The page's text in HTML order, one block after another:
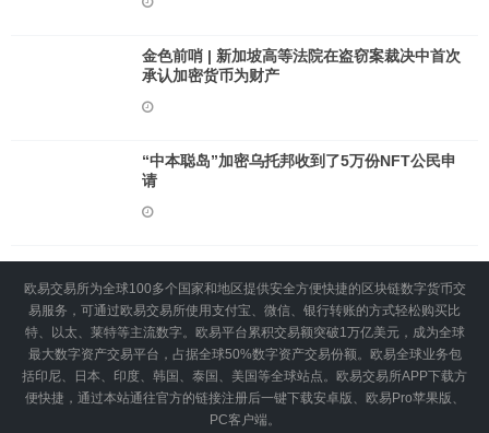
金色前哨 | 新加坡高等法院在盗窃案裁决中首次
承认加密货币为财产
“中本聪岛”加密乌托邦收到了5万份NFT公民申
请
欧易交易所为全球100多个国家和地区提供安全方便快捷的区块链数字货币交
易服务，可通过欧易交易所使用支付宝、微信、银行转账的方式轻松购买比
特、以太、莱特等主流数字。欧易平台累积交易额突破1万亿美元，成为全球
最大数字资产交易平台，占据全球50%数字资产交易份额。欧易全球业务包
括印尼、日本、印度、韩国、泰国、美国等全球站点。欧易交易所APP下载方
便快捷，通过本站通往官方的链接注册后一键下载安卓版、欧易Pro苹果版、
PC客户端。